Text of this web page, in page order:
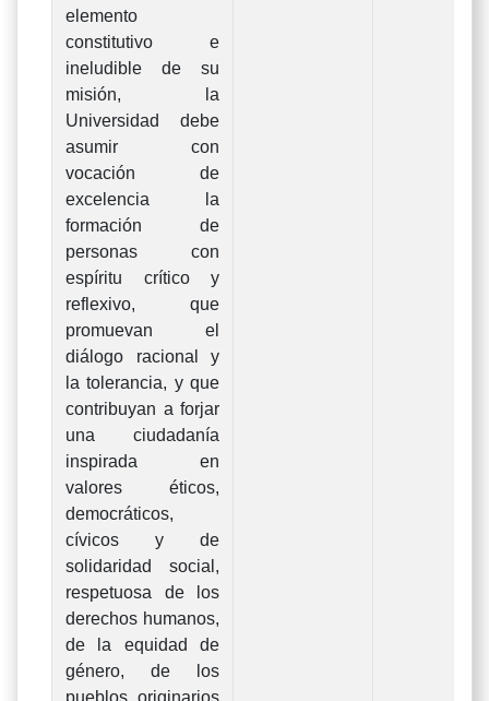
elemento
constitutivo e
ineludible de su
misión, la
Universidad debe
asumir con
vocación de
excelencia la
formación de
personas con
espíritu crítico y
reflexivo, que
promuevan el
diálogo racional y
la tolerancia, y que
contribuyan a forjar
una ciudadanía
inspirada en
valores éticos,
democráticos,
cívicos y de
solidaridad social,
respetuosa de los
derechos humanos,
de la equidad de
género, de los
pueblos originarios